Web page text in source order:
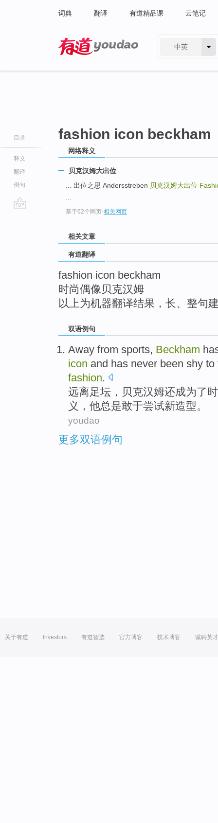
词典 翻译 有道精品课 云笔记
中英
目录
释义
翻译
例句
fashion icon beckham
网络释义
贝克汉姆大出位
... 出位之思 Andersstreben 贝克汉姆大出位
基于62个网页-相关网页
相关文章
有道翻译
fashion icon beckham
时尚偶像贝克汉姆
以上为机器翻译结果，长、整句
双语例句
Away from sports, Beckham
icon and has never been shy to
fashion.
远离足坛 ， 贝克汉姆还成为了
义 ，他总是敢于尝试新造型。
youdao
更多双语例句
关于有道 Investors 有道智选 官方博客 技术博客 诚聘英才